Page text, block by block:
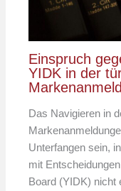
Einspruch
YIDK in der
Das Navigieren in
Unterfangen sein,
mit
Board (YIDK) nicht